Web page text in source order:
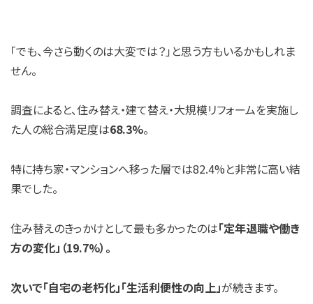
「でも、今さら動くのは大変では？」と思う方もいるかもしれま
せん。
調査によると、住み替え・建て替え・大規模リフォームを実施し
た人の総合満足度は68.3%。
特に持ち家・マンションへ移った層では82.4%と非常に高い結
果でした。
住み替えのきっかけとして最も多かったのは「定年退職や働き
方の変化」（19.7%）。
次いで「自宅の老朽化」「生活利便性の向上」が続きます。